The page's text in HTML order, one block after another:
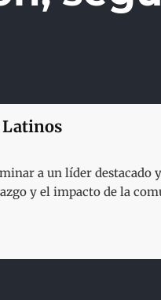
Latinos
a un líder destacado
y el impacto de la